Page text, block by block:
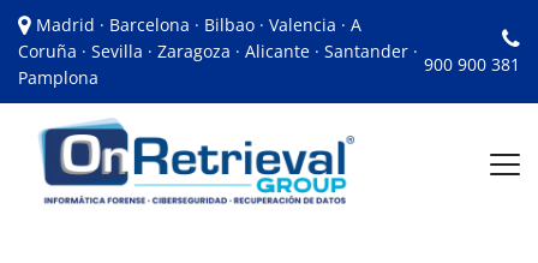
Madrid · Barcelona · Bilbao · Valencia · A
Coruña · Sevilla · Zaragoza · Alicante · Santander ·
Pamplona
900 900 381